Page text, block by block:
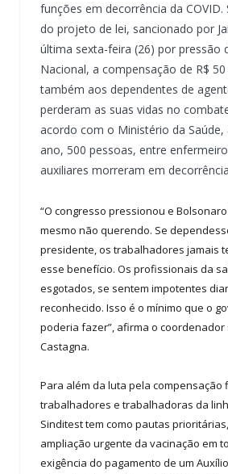
funções em decorrência da
do projeto de lei, sancionado por
última sexta-feira (26) por pressão
Nacional, a compensação de R$
também aos dependentes de
perderam as suas vidas no
acordo com o Ministério da
ano, 500 pessoas, entre
auxiliares morreram em
“O congresso pressionou e
mesmo não querendo. Se
presidente, os trabalhadores jamais
esse benefício. Os profissionais da
esgotados, se sentem impotentes
reconhecido. Isso é o mínimo que o
poderia fazer”, afirma o coordenador
Castagna.
Para além da luta pela compensação
trabalhadores e trabalhadoras da
Sinditest tem como pautas
ampliação urgente da vacinação em
exigência do pagamento de um